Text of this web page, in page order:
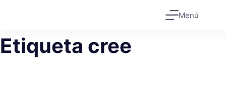
Menú
Etiqueta cree